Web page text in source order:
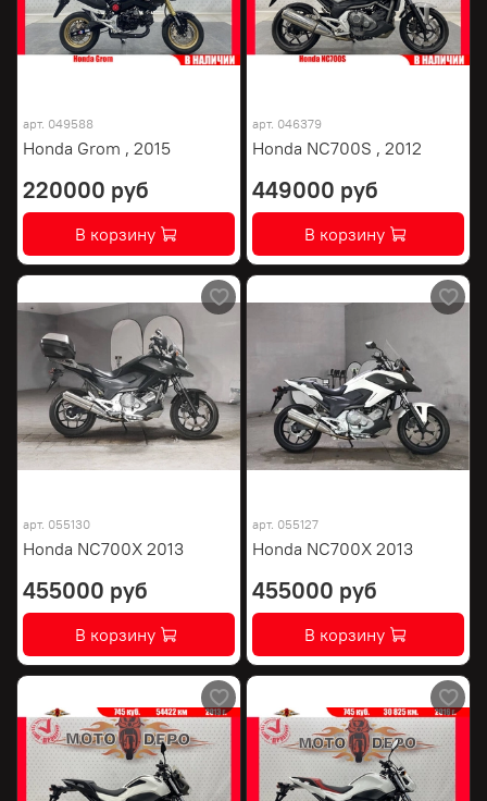
арт. 049588
Honda Grom , 2015
220000 руб
В корзину
арт. 046379
Honda NC700S , 2012
449000 руб
В корзину
арт. 055130
Honda NC700X 2013
455000 руб
В корзину
арт. 055127
Honda NC700X 2013
455000 руб
В корзину